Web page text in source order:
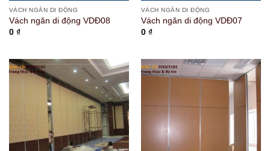
VÁCH NGĂN DI ĐỘNG
Vách ngăn di động VDĐ08
0 ₫
VÁCH NGĂN DI ĐỘNG
Vách ngăn di động VDĐ07
0 ₫